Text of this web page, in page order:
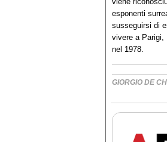
esponenti
susseguirsi di
vivere a Parigi,
nel 1978.
GIORGIO DE